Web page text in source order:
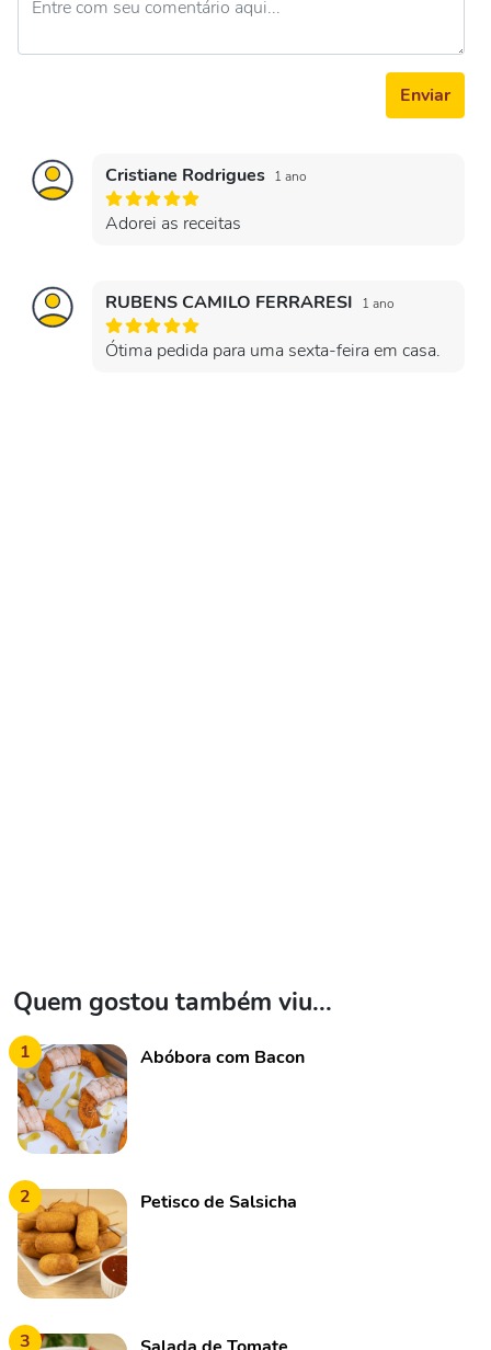
Enviar
Cristiane Rodrigues 1 ano
Adorei as receitas
RUBENS CAMILO FERRARESI 1 ano
Ótima pedida para uma sexta-feira em casa.
Quem gostou também viu...
1 Abóbora com Bacon
2 Petisco de Salsicha
3